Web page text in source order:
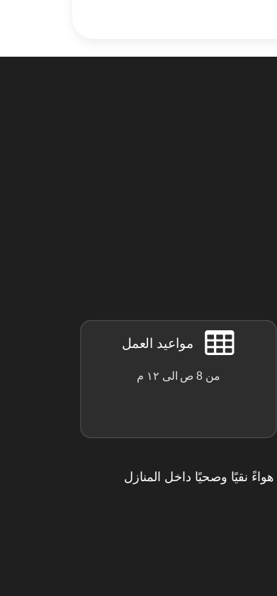
مواعيد العمل
من 8 ص الى ١٢ م
نقيًا وصحيًا داخل المنازل